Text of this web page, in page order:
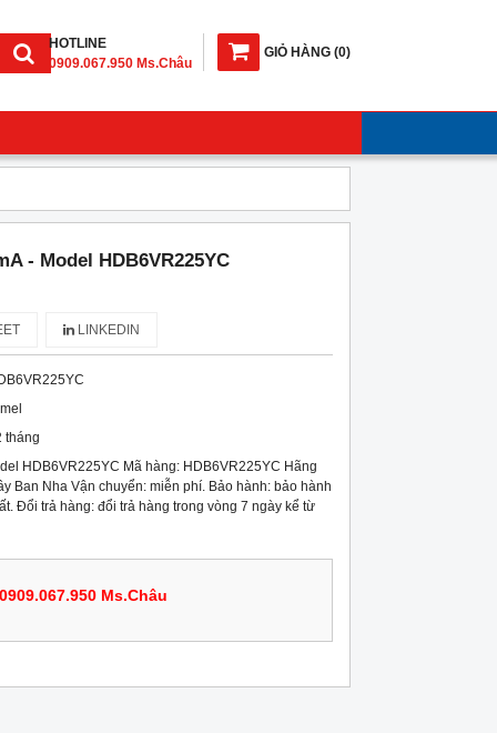
GIỎ HÀNG (0)
HOTLINE
0909.067.950 Ms.Châu
- Model HDB6VR225YC
LINKEDIN
tháng
HDB6VR225YC Mã hàng: HDB6VR225YC Hãng
Ban Nha Vận chuyển: miễn phí. Bảo hành: bảo hành
Đổi trả hàng: đổi trả hàng trong vòng 7 ngày kể từ
0909.067.950 Ms.Châu